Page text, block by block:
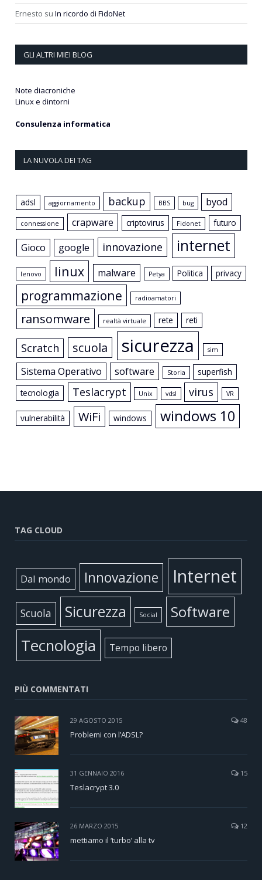
Ernesto su In ricordo di FidoNet
GLI ALTRI MIEI BLOG
Note diacroniche
Linux e dintorni
Consulenza informatica
LA NUVOLA DEI TAG
adsl aggiornamento backup BBS bug byod
connessione crapware criptovirus Fidonet futuro
Gioco google innovazione internet
lenovo linux malware Petya Politica privacy
programmazione radioamatori
ransomware realtà virtuale rete reti
Scratch scuola sicurezza sim
Sistema Operativo software Storia
superfish
tecnologia
Teslacrypt Unix vdsl virus VR
vulnerabilità WiFi windows windows 10
TAG CLOUD
Dal mondo Innovazione Internet
Scuola Sicurezza Social Software
Tecnologia Tempo libero
PIÙ COMMENTATI
29 AGOSTO 2015 48
Problemi con l’ADSL?
31 GENNAIO 2016 15
Teslacrypt 3.0
26 MARZO 2015 12
mettiamo il ‘turbo’ alla tv